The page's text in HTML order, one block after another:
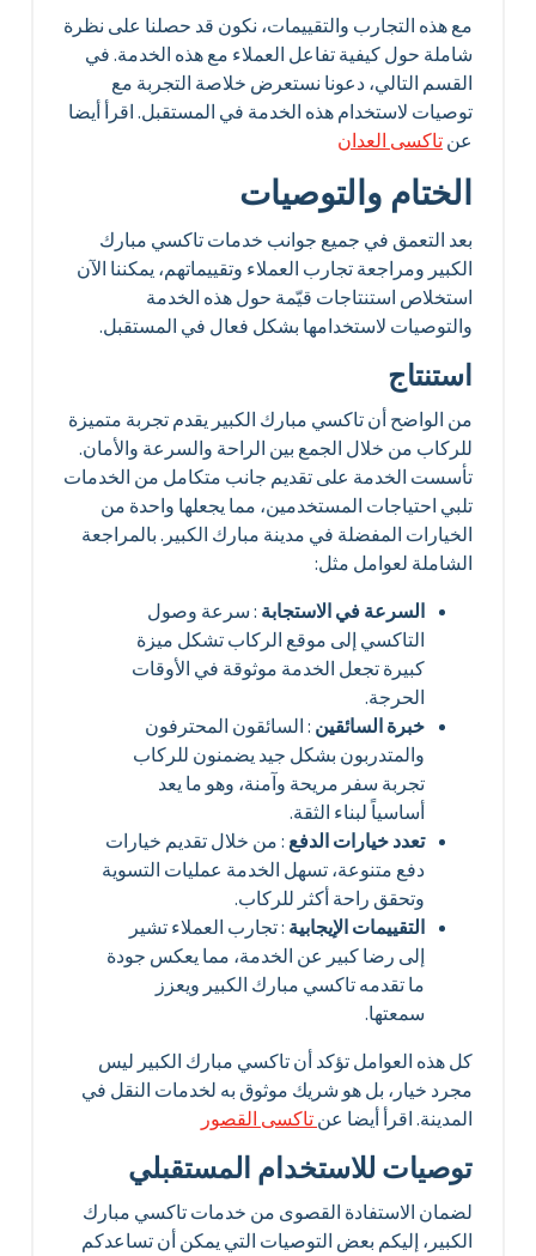
مع هذه التجارب والتقييمات، نكون قد حصلنا على نظرة
شاملة حول كيفية تفاعل العملاء مع هذه الخدمة. في
القسم التالي، دعونا نستعرض خلاصة التجربة مع
توصيات لاستخدام هذه الخدمة في المستقبل. اقرأ أيضا
عنتاكسى العدان
الختام والتوصيات
بعد التعمق في جميع جوانب خدمات تاكسي مبارك
الكبير ومراجعة تجارب العملاء وتقييماتهم، يمكننا الآن
استخلاص استنتاجات قيّمة حول هذه الخدمة
والتوصيات لاستخدامها بشكل فعال في المستقبل.
استنتاج
من الواضح أن تاكسي مبارك الكبير يقدم تجربة متميزة
للركاب من خلال الجمع بين الراحة والسرعة والأمان.
تأسست الخدمة على تقديم جانب متكامل من الخدمات
تلبي احتياجات المستخدمين، مما يجعلها واحدة من
الخيارات المفضلة في مدينة مبارك الكبير. بالمراجعة
الشاملة لعوامل مثل:
السرعة في الاستجابة: سرعة وصول
التاكسي إلى موقع الركاب تشكل ميزة
كبيرة تجعل الخدمة موثوقة في الأوقات
الحرجة.
خبرة السائقين: السائقون المحترفون
والمتدربون بشكل جيد يضمنون للركاب
تجربة سفر مريحة وآمنة، وهو ما يعد
أساسياً لبناء الثقة.
تعدد خيارات الدفع: من خلال تقديم خيارات
دفع متنوعة، تسهل الخدمة عمليات التسوية
وتحقق راحة أكثر للركاب.
التقييمات الإيجابية: تجارب العملاء تشير
إلى رضا كبير عن الخدمة، مما يعكس جودة
ما تقدمه تاكسي مبارك الكبير ويعزز
سمعتها.
كل هذه العوامل تؤكد أن تاكسي مبارك الكبير ليس
مجرد خيار، بل هو شريك موثوق به لخدمات النقل في
المدينة. اقرأ أيضا عنتاكسى القصور
توصيات للاستخدام المستقبلي
لضمان الاستفادة القصوى من خدمات تاكسي مبارك
الكبير، إليكم بعض التوصيات التي يمكن أن تساعدكم